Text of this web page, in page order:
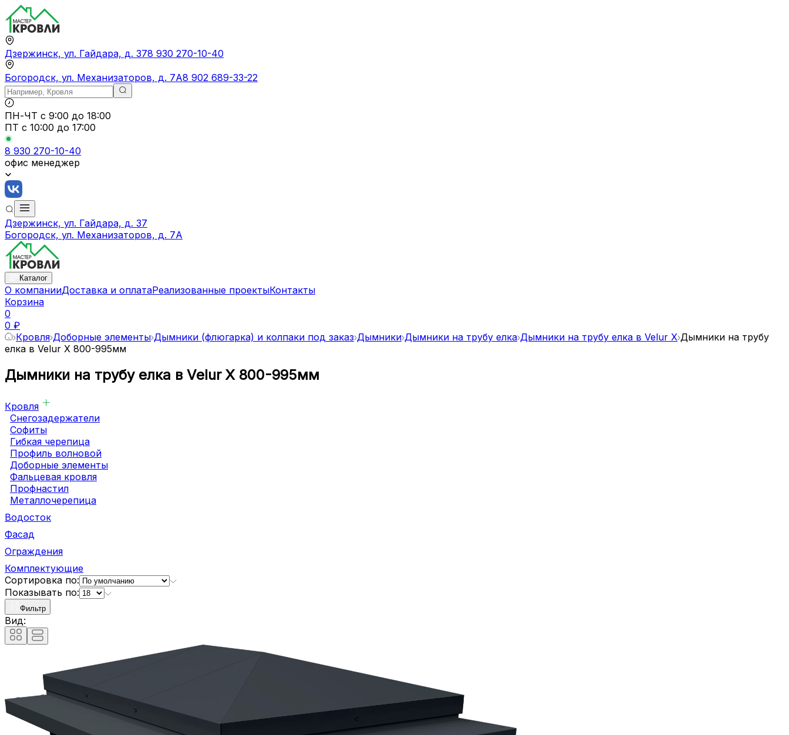
Дзержинск, ул. Гайдара, д. 378 930 270-10-40
Богородск, ул. Механизаторов, д. 7А8 902 689-33-22
ПН-ЧТ с 9:00 до 18:00
ПТ с 10:00 до 17:00
8 930 270-10-40
офис менеджер
Дзержинск, ул. Гайдара, д. 37
Богородск, ул. Механизаторов, д. 7А
Каталог
О компанииДоставка и оплатаРеализованные проектыКонтакты
Корзина
0
0 ₽
Кровля Доборные элементы Дымники (флюгарка) и колпаки под заказ Дымники Дымники на трубу елка Дымники на трубу елка в Velur X Дымники на трубу
елка в Velur X 800-995мм
Дымники на трубу елка в Velur X 800-995мм
Кровля
Снегозадержатели
Софиты
Гибкая черепица
Профиль волновой
Доборные элементы
Фальцевая кровля
Профнастил
Металлочерепица
Водосток
Фасад
Ограждения
Комплектующие
Сортировка по:
Показывать по:
Фильтр
Вид: